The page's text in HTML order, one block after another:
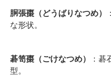
胴張棗（どうばりなつめ）
な形状。
碁笥棗（ごけなつめ）
：
型。